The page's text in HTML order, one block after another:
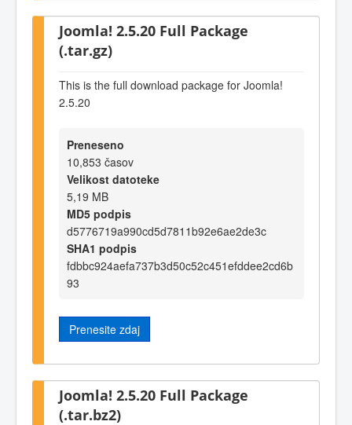
Joomla! 2.5.20 Full Package
(.tar.gz)
This is the full download package for Joomla!
2.5.20
Preneseno
10,853 časov
Velikost datoteke
5,19 MB
MD5 podpis
d5776719a990cd5d7811b92e6ae2de3c
SHA1 podpis
fdbbc924aefa737b3d50c52c451efddee2cd6b
93
Prenesite zdaj
Joomla! 2.5.20 Full Package
(.tar.bz2)